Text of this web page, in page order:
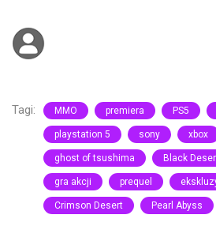
Tagi: MMO premiera PS5
playstation 5 sony xbox
ghost of tsushima Black
gra akcji prequel
Crimson Desert Pearl Abyss